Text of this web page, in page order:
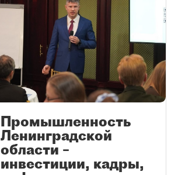
Промышленность
Ленинградской
области –
инвестиции, кадры,